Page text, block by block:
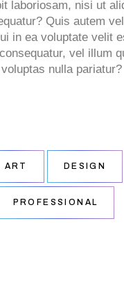
laboriosam, nisi ut
Quis autem
in ea voluptate velit
vel illum
nulla pariatur?
ART DESIGN
PROFESSIONAL